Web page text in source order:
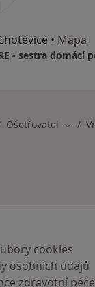
• Mapa
- sestra domácí
Ošetřovatel
cookies
osobních údajů
zdravotní péče